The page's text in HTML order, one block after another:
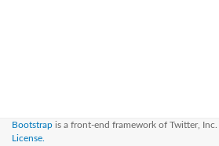
Bootstrap is a front-end framework of Twitter,
License.